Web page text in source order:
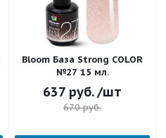
Bloom База Strong COLOR
№27 15 мл.
637 руб. /шт
670руб.